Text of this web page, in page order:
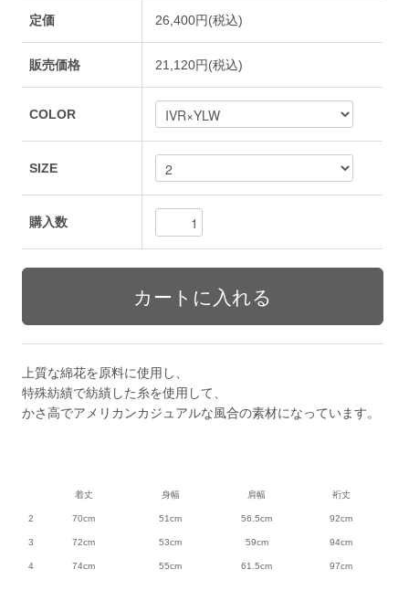
定価 26,400円(税込)
販売価格 21,120円(税込)
COLOR
SIZE
購入数
上質な綿花を原料に使用し、
特殊紡績で紡績した糸を使用して、
かさ高でアメリカンカジュアルな風合の素材になっています。
着丈 身幅 肩幅 裄丈
2 70cm 51cm 56.5cm 92cm
3 72cm 53cm 59cm 94cm
4 74cm 55cm 61.5cm 97cm